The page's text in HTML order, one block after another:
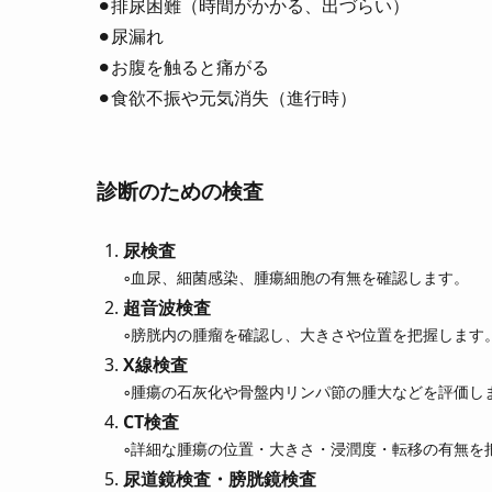
⚫︎排尿困難（時間がかかる、出づらい）
⚫︎尿漏れ
⚫︎お腹を触ると痛がる
⚫︎食欲不振や元気消失（進行時）
診断のための検査
尿検査
◦血尿、細菌感染、腫瘍細胞の有無を確認します。
超音波検査
◦膀胱内の腫瘤を確認し、大きさや位置を把握します。
X線検査
◦腫瘍の石灰化や骨盤内リンパ節の腫大などを評価し
CT検査
◦詳細な腫瘍の位置・大きさ・浸潤度・転移の有無を
尿道鏡検査・膀胱鏡検査